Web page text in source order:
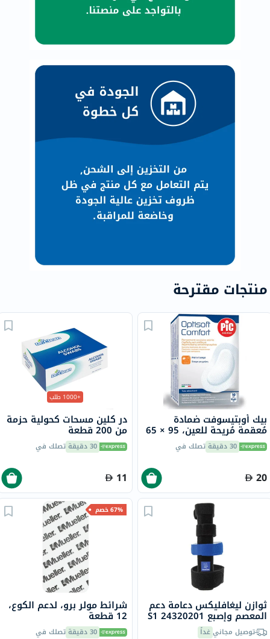
منتجات مقترحة
بيك أوبتيسوفت ضمادة
مُعقمة مُريحة للعين، 95 × 65
ملم، 10 قطع 30 دقيقة تصلك في
20
+1000 طلب
در كلين مسحات كحولية حزمة
من 200 قطعة
30 دقيقة تصلك في
11
ثوازن ليغافليكس دعامة دعم
المعصم وإصبع S1 24320201
توصيل مجانيغداً
67% خصم
شرائط مولر برو، لدعم الكوع،
12 قطعة
30 دقيقة تصلك في